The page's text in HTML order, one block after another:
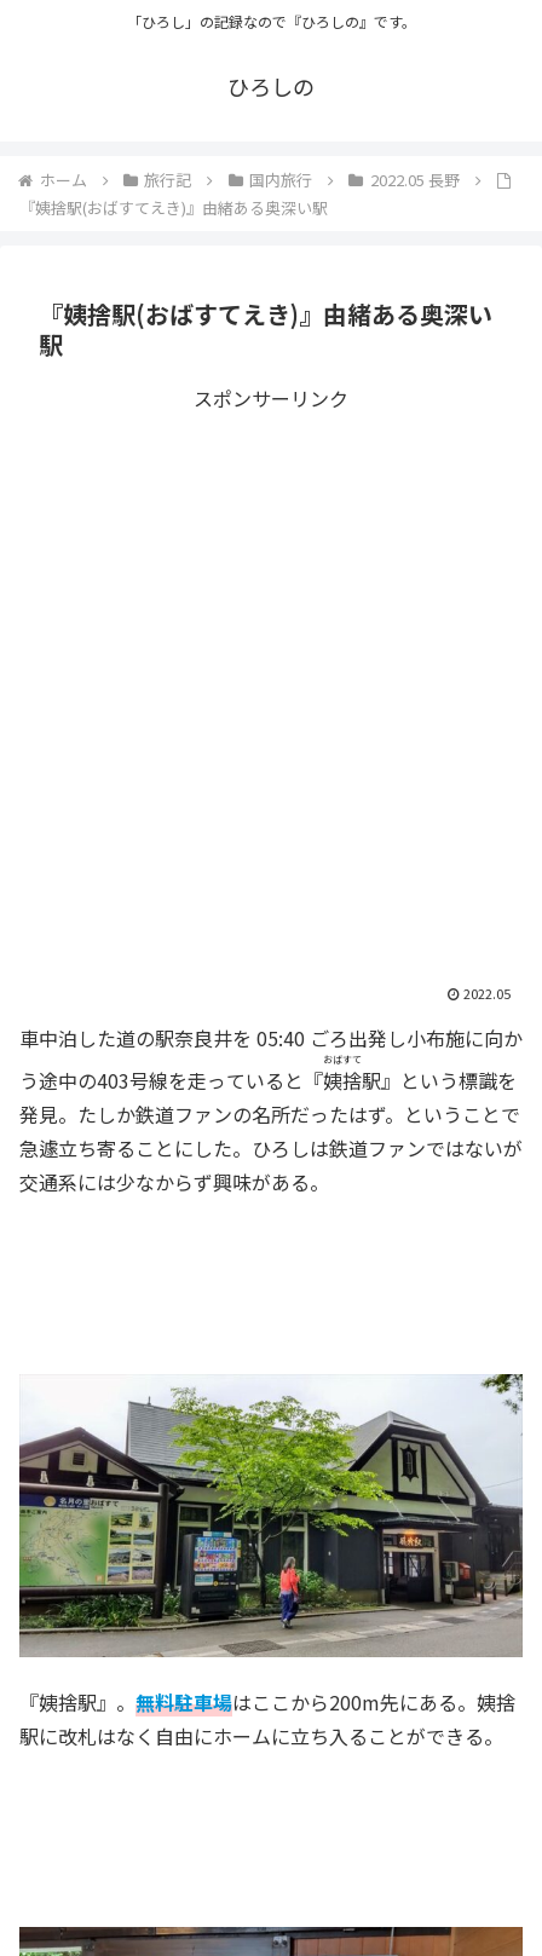
「ひろし」の記録なので『ひろしの』です。
ひろしの
ホーム 旅行記 国内旅行
2022.05 長野
『姨捨駅(おばすてえき)』由緒ある奥深い駅
『姨捨駅(おばすてえき)』由緒ある奥深い
駅
スポンサーリンク
2022.05
車中泊した道の駅奈良井を 05:40 ごろ出発し小布施に向か
う途中の403号線を走っていると『姨捨
おばすて
駅』という標識を
発見。たしか鉄道ファンの名所だったはず。ということで
急遽立ち寄ることにした。ひろしは鉄道ファンではないが
交通系には少なからず興味がある。
『姨捨駅』。 無料駐車場はここから200m先にある。姨捨
駅に改札はなく自由にホームに立ち入ることができる。